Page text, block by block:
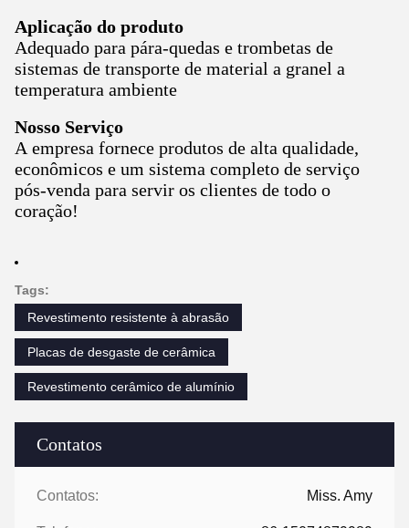
Contatos
Contatos: Miss. Amy
Aplicação do produto
Adequado para pára-quedas e trombetas de
sistemas de transporte de material a granel a
temperatura ambiente
Nosso Serviço
A empresa fornece produtos de alta qualidade,
econômicos e um sistema completo de serviço
pós-venda para servir os clientes de todo o
coração!
Tags:
Revestimento resistente à abrasão
Placas de desgaste de cerâmica
Revestimento cerâmico de alumínio